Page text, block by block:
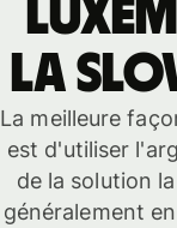
la
La meilleure
est d'utiliser
de la solution
généralement